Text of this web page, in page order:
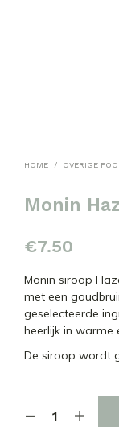
HOME / OVERIGE
Monin
€7.50
Monin siroop
met een
geselecteerde
heerlijk in warme
De siroop wordt